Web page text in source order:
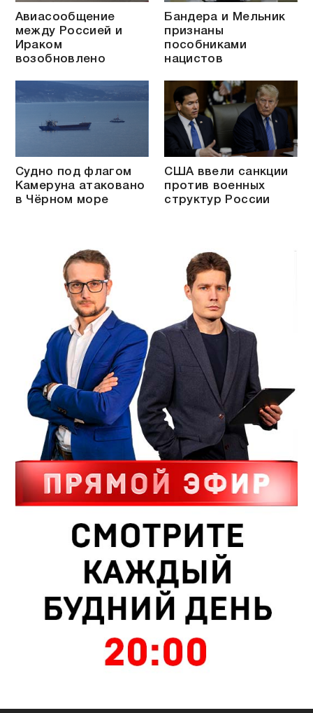
Авиасообщение
между Россией и
Ираком
возобновлено
Бандера и Мельник
признаны
пособниками
нацистов
Судно под флагом
Камеруна атаковано
в Чёрном море
США ввели санкции
против военных
структур России